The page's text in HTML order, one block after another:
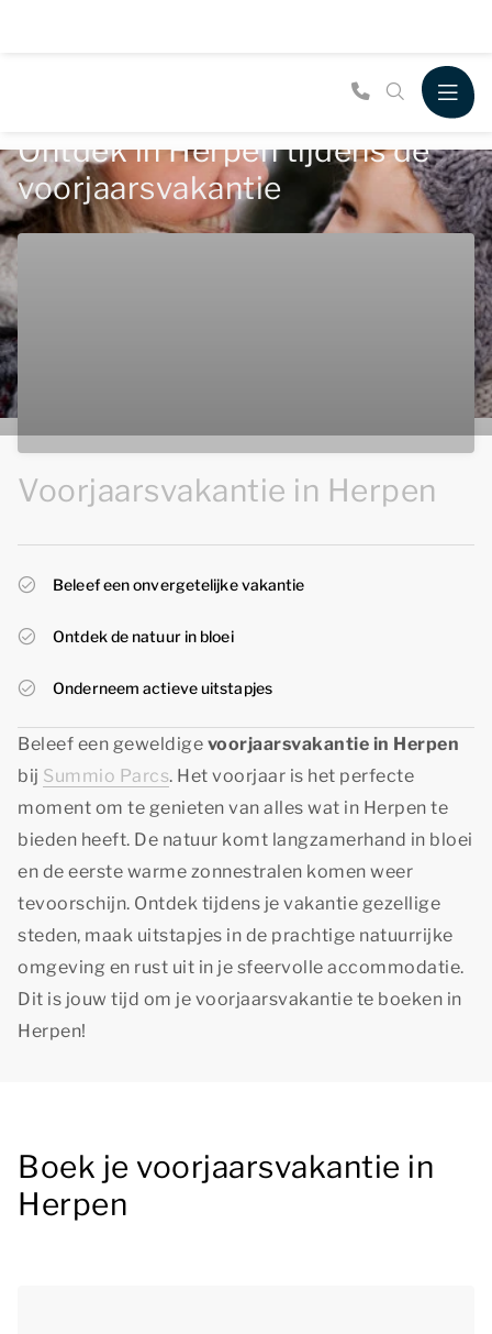
Ontdek in Herpen tijdens de
voorjaarsvakantie
Voorjaarsvakantie in Herpen
Beleef een onvergetelijke vakantie
Ontdek de natuur in bloei
Onderneem actieve uitstapjes
Beleef een geweldige voorjaarsvakantie in Herpen
bij Summio Parcs. Het voorjaar is het perfecte
moment om te genieten van alles wat in Herpen te
bieden heeft. De natuur komt langzamerhand in bloei
en de eerste warme zonnestralen komen weer
tevoorschijn. Ontdek tijdens je vakantie gezellige
steden, maak uitstapjes in de prachtige natuurrijke
omgeving en rust uit in je sfeervolle accommodatie.
Dit is jouw tijd om je voorjaarsvakantie te boeken in
Herpen!
Boek je voorjaarsvakantie in
Herpen